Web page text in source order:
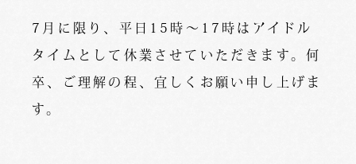
7月に限り、平日15時〜17時はアイドル
タイムとして休業させていただきます。何
卒、ご理解の程、宜しくお願い申し上げま
す。